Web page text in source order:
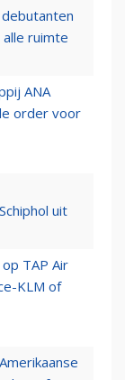
alle ruimte
ANA
order voor
uit
TAP Air
KLM of